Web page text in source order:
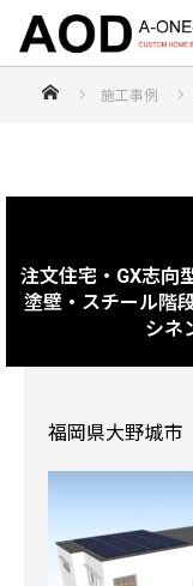
福岡の注文住宅
施工事例
注文住宅・GX志向
塗壁・スチール階
シネ
福岡県大野城市